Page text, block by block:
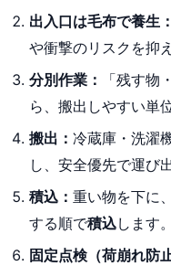
出入口は毛布で養生：
や衝撃のリスクを抑
分別作業：
「残す物
ら、搬出しやすい単
搬出： 冷蔵庫・洗濯
し、安全優先で運び
積込： 重い物を下に
する順で積込します。
固定点検（荷崩れ防